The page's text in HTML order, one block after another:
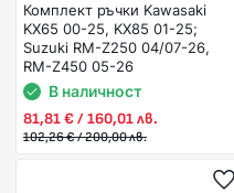
Комплект ръчки Kawasaki
KX65 00-25, KX85 01-25;
Suzuki RM-Z250 04/07-26,
RM-Z450 05-26
В наличност
81,81 € / 160,01 лв.
102,26 € / 200,00 лв.